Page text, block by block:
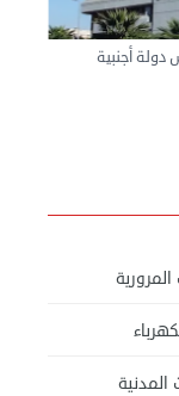
أجنبية
المدنية